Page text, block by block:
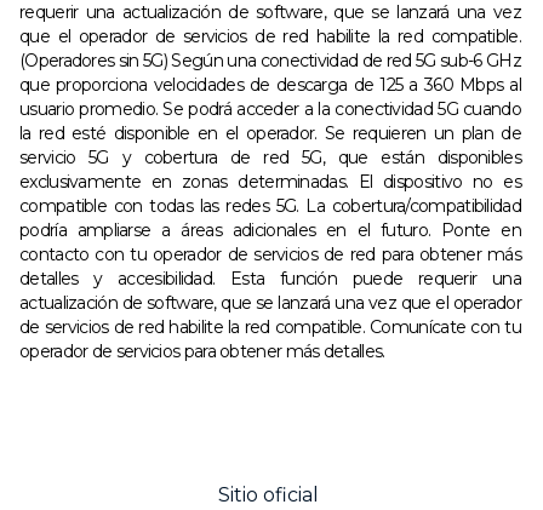
requerir una actualización de software, que se lanzará una vez
que el operador de servicios de red habilite la red compatible.
(Operadores sin 5G) Según una conectividad de red 5G sub-6 GHz
que proporciona velocidades de descarga de 125 a 360 Mbps al
usuario promedio. Se podrá acceder a la conectividad 5G cuando
la red esté disponible en el operador. Se requieren un plan de
servicio 5G y cobertura de red 5G, que están disponibles
exclusivamente en zonas determinadas. El dispositivo no es
compatible con todas las redes 5G. La cobertura/compatibilidad
podría ampliarse a áreas adicionales en el futuro. Ponte en
contacto con tu operador de servicios de red para obtener más
detalles y accesibilidad. Esta función puede requerir una
actualización de software, que se lanzará una vez que el operador
de servicios de red habilite la red compatible. Comunícate con tu
operador de servicios para obtener más detalles.
Sitio oficial